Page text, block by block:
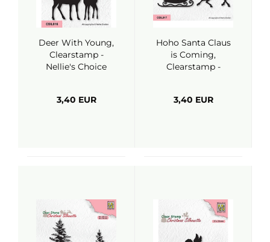
Deer With Young,
Clearstamp -
Nellie's Choice
3,40 EUR
Hoho Santa Claus
is Coming,
Clearstamp -
3,40 EUR